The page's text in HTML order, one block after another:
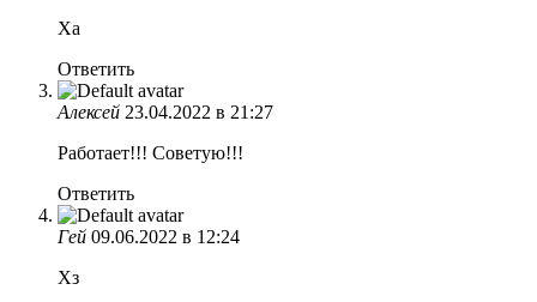
Ха
Ответить
Алексей 23.04.2022 в 21:27
Работает!!! Советую!!!
Ответить
Гей 09.06.2022 в 12:24
Хз